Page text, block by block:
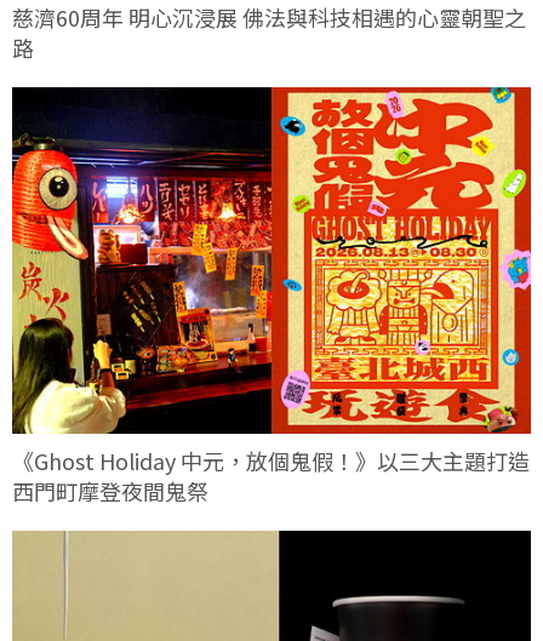
慈濟60周年 明心沉浸展 佛法與科技相遇的心靈朝聖之
路
《Ghost Holiday 中元，放個鬼假！》以三大主題打造
西門町摩登夜間鬼祭